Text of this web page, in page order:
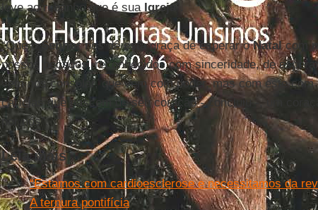
leve ao rebanho que é sua Igreja”.
“Que oSenhornos dê esta graça de esperar oNatalcom
nossos pecados, reconhecidos com sinceridade, de
vem nos consolar, que vem com poder, mas com este com
carícias que nascem de seu coração - concluiu -, um
por nós”.
Leia mais
“Estamos com cardioesclerose e necessitamos da
A ternura pontifícia